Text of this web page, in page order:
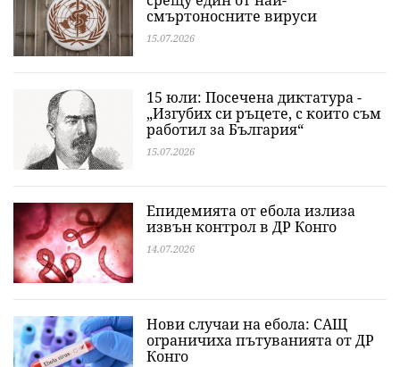
смъртоносните вируси
15.07.2026
15 юли: Посечена диктатура -
„Изгубих си ръцете, с които съм
работил за България“
15.07.2026
Епидемията от ебола излиза
извън контрол в ДР Конго
14.07.2026
Нови случаи на ебола: САЩ
ограничиха пътуванията от ДР
Конго